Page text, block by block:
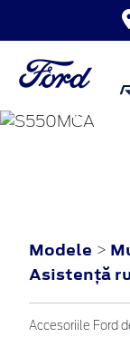
Modele >
Asistenţă
Accesoriile Ford